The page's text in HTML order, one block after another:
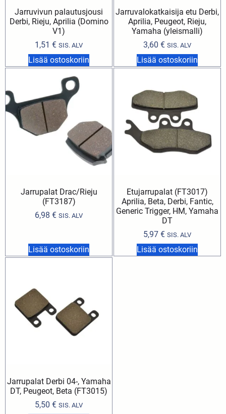
Jarruvivun palautusjousi
Derbi, Rieju, Aprilia (Domino
V1)
1,51 € SIS. ALV
Lisää ostoskoriin
Jarruvalokatkaisija etu Derbi,
Aprilia, Peugeot, Rieju,
Yamaha (yleismalli)
3,60 € SIS. ALV
Lisää ostoskoriin
Jarrupalat Drac/Rieju
(FT3187)
6,98 € SIS. ALV
Lisää ostoskoriin
Etujarrupalat (FT3017)
Aprilia, Beta, Derbi, Fantic,
Generic Trigger, HM, Yamaha
DT
5,97 € SIS. ALV
Lisää ostoskoriin
Jarrupalat Derbi 04-, Yamaha
DT, Peugeot, Beta (FT3015)
5,50 € SIS. ALV